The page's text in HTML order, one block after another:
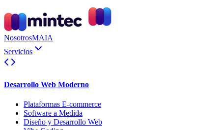
NosotrosMAIA
Servicios
Desarrollo Web Moderno
Plataformas E-commerce
Software a Medida
Diseño y Desarrollo Web